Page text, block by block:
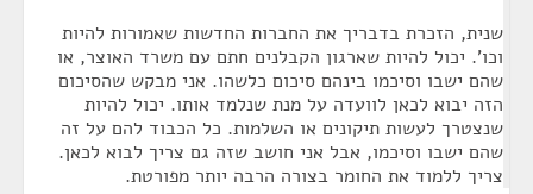
שנית, הזכרת בדבריך את החברות החדשות שאמורות להיות
וכו'. יכול להיות שארגון הקבלנים חתם עם משרד האוצר, או
שהם ישבו וסיכמו בינהם סיכום כלשהו. אני מבקש שהסיכום
הזה יבוא לכאן לוועדה על מנת שנלמד אותו. יכול להיות
שנצטרך לעשות תיקונים או השלמות. כל הכבוד להם על זה
שהם ישבו וסיכמו, אבל אני חושב שזה גם צריך לבוא לכאן.
צריך ללמוד את החומר בצורה הרבה יותר מפורטת.